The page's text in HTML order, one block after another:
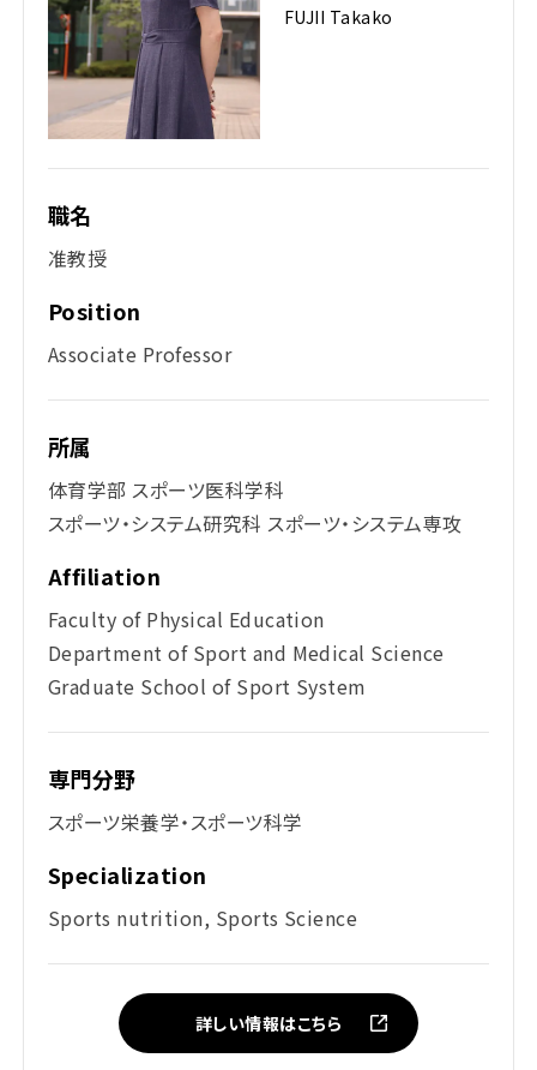
FUJII Takako
職名
准教授
Position
Associate Professor
所属
体育学部 スポーツ医科学科
スポーツ・システム研究科 スポーツ・システム専攻
Affiliation
Faculty of Physical Education
Department of Sport and Medical Science
Graduate School of Sport System
専門分野
スポーツ栄養学・スポーツ科学
Specialization
Sports nutrition, Sports Science
詳しい情報はこちら